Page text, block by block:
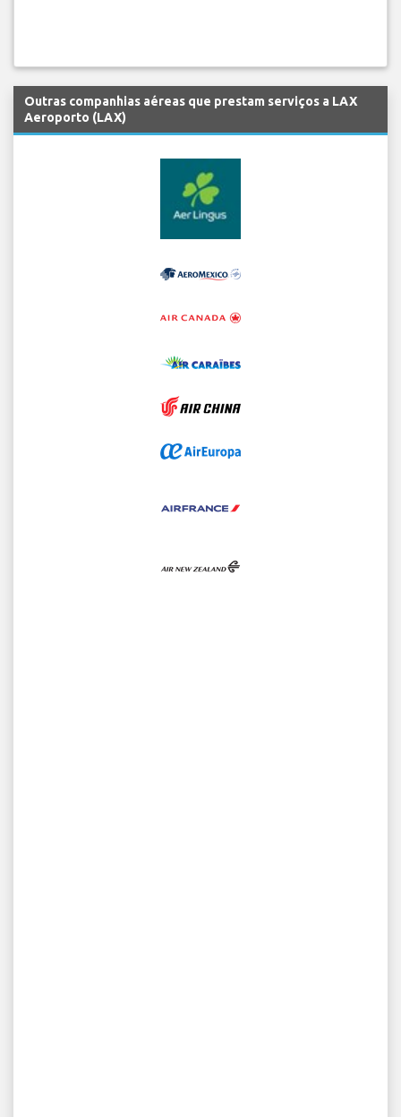
Outras companhias aéreas que prestam serviços a LAX
Aeroporto (LAX)